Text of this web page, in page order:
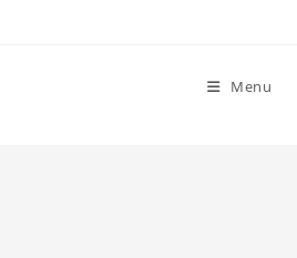
Menu